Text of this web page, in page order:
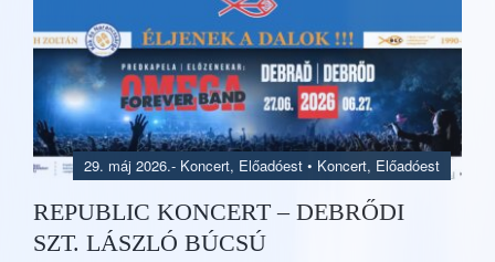
- Koncert, Előadóest • Koncert, Előadóest
29. máj 2026.
REPUBLIC KONCERT – DEBRŐDI
SZT. LÁSZLÓ BÚCSÚ